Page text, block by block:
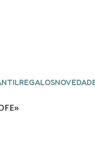
REGALOS